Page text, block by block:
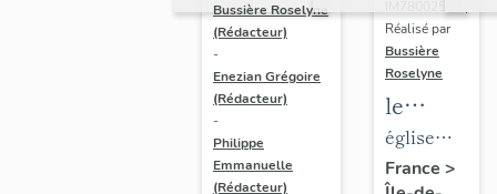
Bussière Roselyne
(Rédacteur)
-
Enezian Grégoire
(Rédacteur)
-
Philippe
Emmanuelle
(Rédacteur)
Réalisé par
Bussière
Roselyne
le
mobilier
de
église
paroissiale
France >